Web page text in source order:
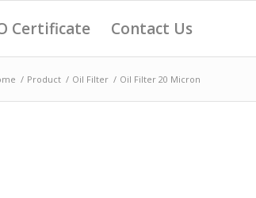
Certificate Contact Us
/ Product / Oil Filter / Oil Filter 20 Micron